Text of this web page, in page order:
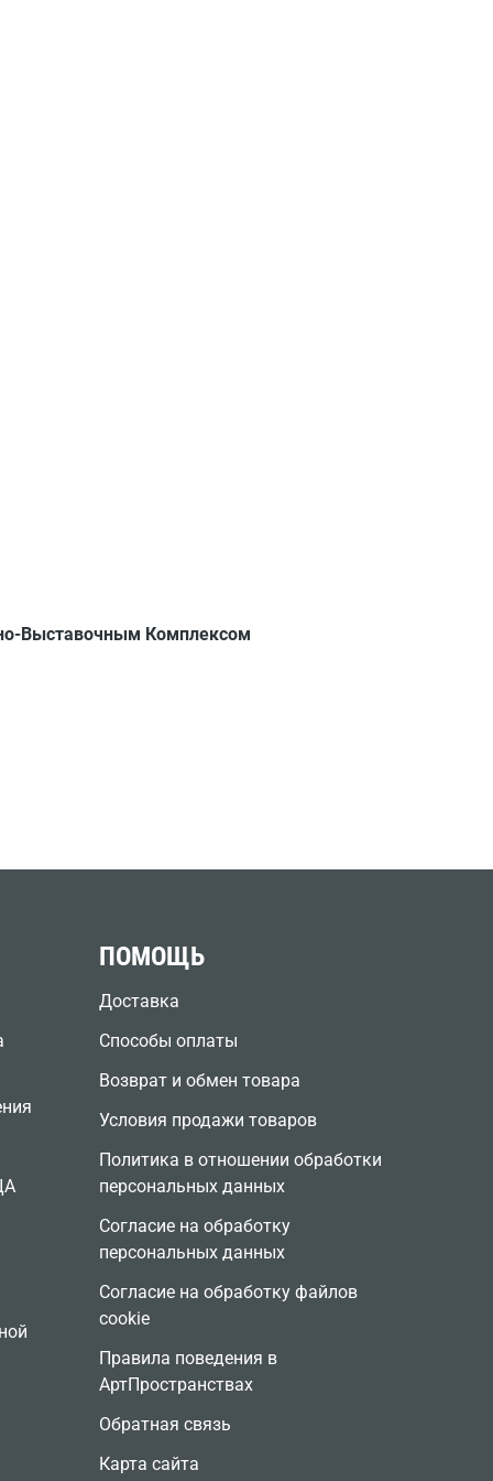
Выставочным Комплексом
ПОМОЩЬ
Доставка
Способы оплаты
Возврат и обмен товара
Условия продажи товаров
Политика в отношении обработки
персональных данных
Согласие на обработку
персональных данных
Согласие на обработку файлов
cookie
Правила поведения в
АртПространствах
Обратная связь
Карта сайта